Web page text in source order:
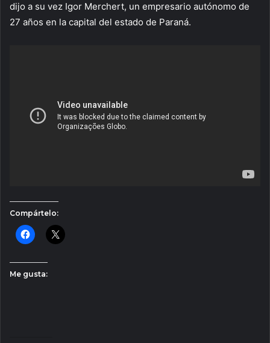
dijo a su vez Igor Merchert, un empresario autónomo de
27 años en la capital del estado de Paraná.
Compártelo:
Me gusta: